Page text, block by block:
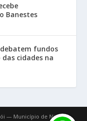
Banestes
debatem fundos
cidades na
— Município de Niterói.